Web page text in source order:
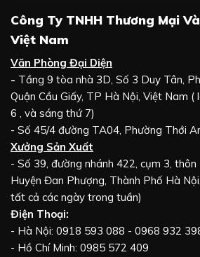
Công Ty TNHH Thương Mại
Việt Nam
Văn Phòng Đại Diện
- Tầng 9 tòa nhà 3D, Số 3 Duy Tân,
Quận Cầu Giấy, TP Hà Nội, Việt Nam
6 , và sáng thứ 7)
- Số 45/4 đường TA04, Phường Thới
Xưởng Sản Xuất
- Số 39, đường nhánh 422, cụm 3,
Huyện Đan Phượng, Thành Phố Hà
tất cả các ngày trong tuần)
Điện Thoại:
- Hà Nội: 0918 593 088 - 0968 932
- Hồ Chí Minh: 0985 572 409